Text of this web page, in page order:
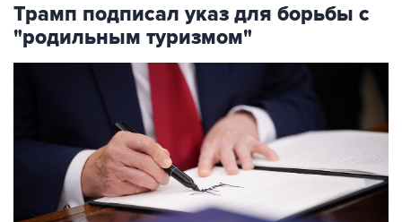
Трамп подписал указ для борьбы с
"родильным туризмом"